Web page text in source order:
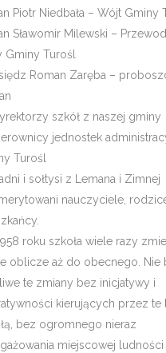
Piotr Niedbała – Wójt Gminy
Sławomir Milewski –
Gminy Turośl
Roman Zaręba –
szkół z naszej gminy
jednostek
Turośl
i sołtysi z Lemana i Zimnej
nauczyciele,
roku szkoła wiele razy
oblicze aż do obecnego. Nie
te zmiany bez inicjatywy i
kierujących przez te
bez ogromnego nieraz
miejscowej ludności